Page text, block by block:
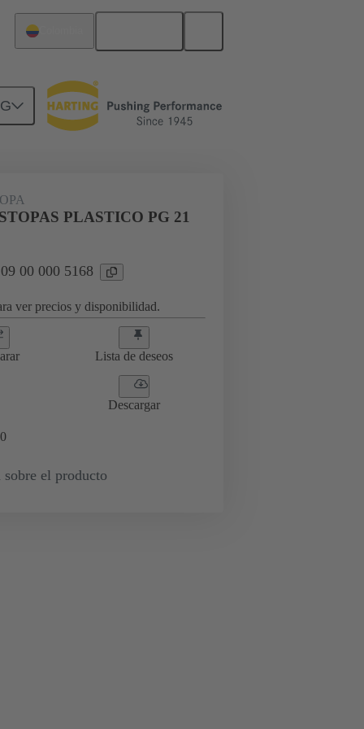
09 00 000 5168
PLASTICO PG 21
00 000 5168
ver precios y disponibilidad.
Lista de deseos
Descargar
0
sobre el producto